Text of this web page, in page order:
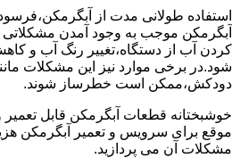
استفاده طولانی مدت از
آبگرمکن موجب به وجود آمدن
کردن آب از دستگاه،تغییر رنگ آب و
شود.در برخی موارد نیز این مشکلات
دودکش،ممکن است خطرساز شوند.
خوشبختانه قطعات آبگرمکن قابل تعمیر
موقع برای سرویس و تعمیر آبگرمکن
مشکلات آن می پردازید.